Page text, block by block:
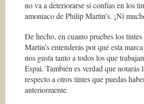
no va a deteriorarse si confías en los
amoniaco de Philip Martin’s. ¡Ni
De hecho, en cuanto pruebes los
Martin’s entenderás por qué esta
nos gusta tanto a todos los que
Espai. También es verdad que notarás
respecto a otros tintes que puedas
anteriormente.